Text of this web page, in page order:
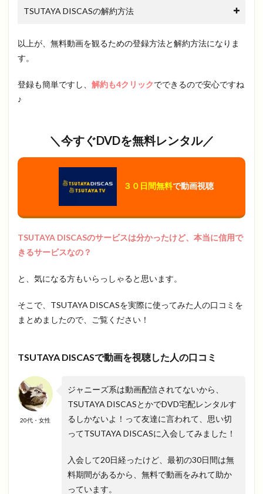
TSUTAYA DISCASの解約方法
以上が、無料動画を観るための登録方法と解約方法になりま
す。
登録も簡単ですし、 解約も4クリックでできるので安心ですね
♪
＼今すぐDVDを無料レンタル／
３０日間無料で動画視聴
TSUTAYA DISCASのサービスは分かったけど、本当に信用で
きるサービスなの？
と、気になる方もいらっしゃると思います。
そこで、TSUTAYA DISCASを実際に使ってみた人の口コミを
まとめましたので、ご覧ください！
TSUTAYA DISCASで動画を視聴した人の口コミ
20代・女性
ジャニーズ系は動画配信されてないから、
TSUTAYA DISCASとかでDVD宅配レンタルす
るしかないよ！って友達に言われて、思い切
ってTSUTAYA DISCASに入会してみました！
入会して20日経ったけど、最初の30日間は無
料期間があるから、無料で動画をみれて助か
っています。